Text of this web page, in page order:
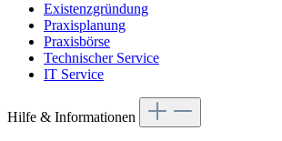
Existenzgründung
Praxisplanung
Praxisbörse
Technischer Service
IT Service
Hilfe & Informationen